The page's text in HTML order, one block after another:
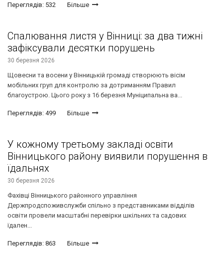
Переглядів: 532 Більше
Спалювання листя у Вінниці: за два тижні
зафіксували десятки порушень
30 березня 2026
Щовесни та восени у Вінницькій громаді створюють вісім
мобільних груп для контролю за дотриманням Правил
благоустрою. Цього року з 16 березня Муніципальна ва...
Переглядів: 499 Більше
У кожному третьому закладі освіти
Вінницького району виявили порушення в
їдальнях
30 березня 2026
Фахівці Вінницького районного управління
Держпродспоживслужби спільно з представниками відділів
освіти провели масштабні перевірки шкільних та садових
їдален...
Переглядів: 863 Більше